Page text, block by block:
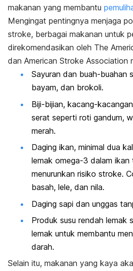
makanan yang membantu
Mengingat pentingnya menjaga
stroke, berbagai makanan untuk
direkomendasikan oleh The
dan American Stroke Association
Sayuran dan buah-buahan
bayam, dan brokoli.
Biji-bijian, kacang-
serat seperti roti gandum,
merah.
Daging ikan, minimal dua
lemak omega-3 dalam ikan
menurunkan risiko stroke.
basah, lele, dan nila.
Daging sapi dan unggas
Produk susu rendah lemak
lemak untuk membantu
darah.
Selain itu, makanan yang kaya